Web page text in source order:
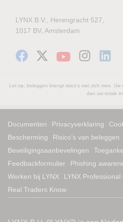
LYNX B.V., Herengracht 527,
1017 BV, Amsterdam
Let op: beleggen brengt risico's met zich mee.
dan uw totale
Documenten Privacyverklaring
Bescherming
Risico’s van beleggen
Beveiligingsaanbevelingen
Feedbackformulier
Phishing
Werken bij LYNX
LYNX Professional
Real Traders Know